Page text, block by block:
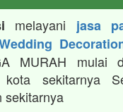
melayani jasa
MURAH
sekitarnya
sekitarnya